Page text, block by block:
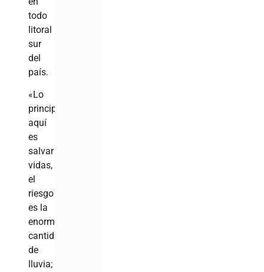
todo
litoral
sur
del
país.
«Lo
principal
aquí
es
salvar
vidas,
el
riesgo
es la
enorme
cantidad
de
lluvia;